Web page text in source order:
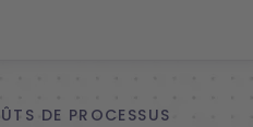
DE PROCESSUS